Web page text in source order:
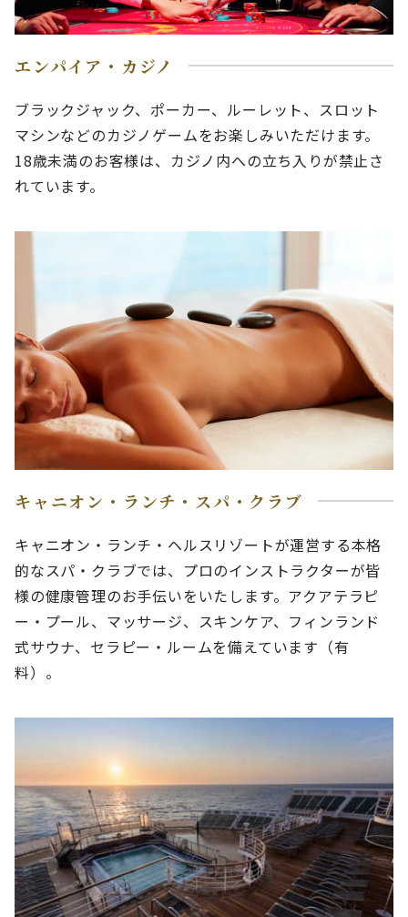
エンパイア・カジノ
ブラックジャック、ポーカー、ルーレット、スロット
マシンなどのカジノゲームをお楽しみいただけます。
18歳未満のお客様は、カジノ内への立ち入りが禁止さ
れています。
キャニオン・ランチ・スパ・クラブ
キャニオン・ランチ・ヘルスリゾートが運営する本格
的なスパ・クラブでは、プロのインストラクターが皆
様の健康管理のお手伝いをいたします。アクアテラピ
ー・プール、マッサージ、スキンケア、フィンランド
式サウナ、セラピー・ルームを備えています（有
料）。